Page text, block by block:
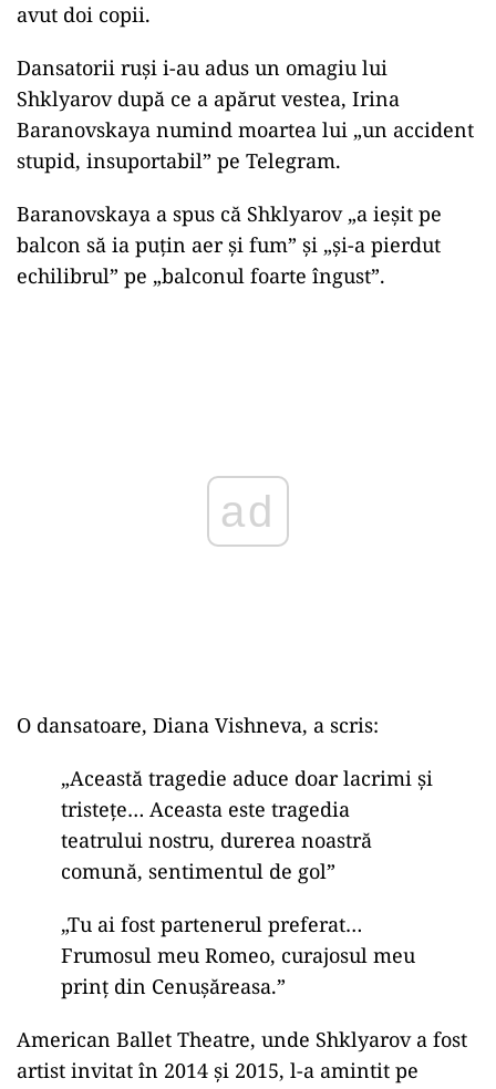
avut doi copii.
Dansatorii ruși i-au adus un omagiu lui
Shklyarov după ce a apărut vestea, Irina
Baranovskaya numind moartea lui „un accident
stupid, insuportabil” pe Telegram.
Baranovskaya a spus că Shklyarov „a ieșit pe
balcon să ia puțin aer și fum” și „și-a pierdut
echilibrul” pe „balconul foarte îngust”.
ad
O dansatoare, Diana Vishneva, a scris:
„Această tragedie aduce doar lacrimi și
tristețe… Aceasta este tragedia
teatrului nostru, durerea noastră
comună, sentimentul de gol”
„Tu ai fost partenerul preferat…
Frumosul meu Romeo, curajosul meu
prinț din Cenușăreasa.”
American Ballet Theatre, unde Shklyarov a fost
artist invitat în 2014 și 2015, l-a amintit pe